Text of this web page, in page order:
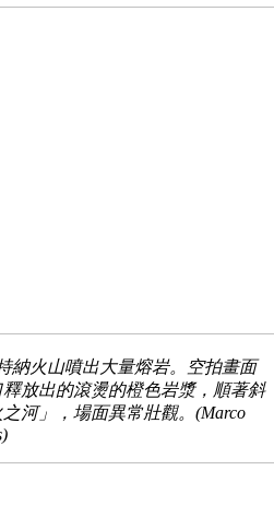
納火山噴出大量熔岩。空拍畫面
放出的滾燙的橙色岩漿，順著斜
河」，場面異常壯觀。(Marco